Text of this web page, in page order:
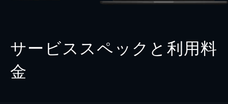
サービススペックと利用料
金